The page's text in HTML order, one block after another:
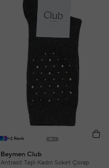
+2 Renk
Beymen Club
Antrasit Taşlı Kadın Soket Çorap